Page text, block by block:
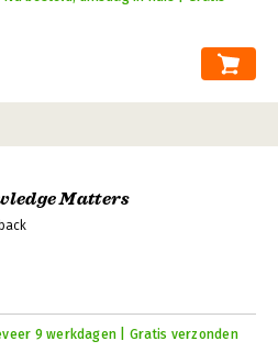
Matters
9 werkdagen | Gratis verzonden